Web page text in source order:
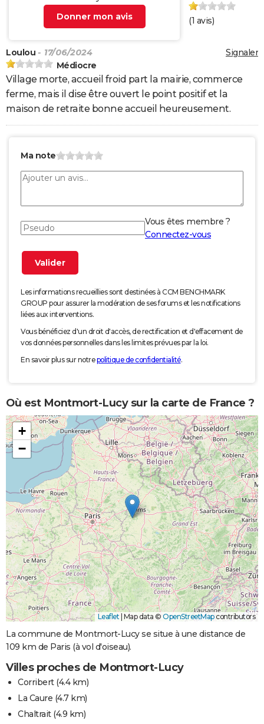
Donner mon avis
(1 avis)
Signaler
Loulou - 17/06/2024
Médiocre
Village morte, accueil froid part la mairie, commerce
ferme, mais il dise être ouvert le point positif et la
maison de retraite bonne accueil heureusement.
Ma note
Vous êtes membre ?
Connectez-vous
Les informations recueillies sont destinées à CCM BENCHMARK
GROUP pour assurer la modération de ses forums et les notifications
liées aux interventions.
Vous bénéficiez d'un droit d'accès, de rectification et d'effacement de
vos données personnelles dans les limites prévues par la loi.
En savoir plus sur notrepolitique de confidentialité.
Où est Montmort-Lucy sur la carte de France ?
+
−
Leaflet Map data © OpenStreetMapcontributors
La commune de Montmort-Lucy se situe à une distance de
109 km de Paris (à vol d'oiseau).
Villes proches de Montmort-Lucy
Corribert(4.4 km)
La Caure (4.7 km)
Chaltrait(4.9 km)